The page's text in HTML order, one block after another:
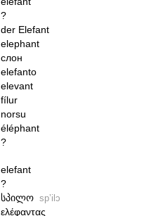
?
der Elefant
elephant
слон
elefanto
elevant
fílur
norsu
éléphant
?
elefant
?
სპილო spʼilɔ
ελέφαντας